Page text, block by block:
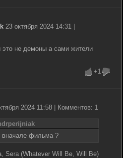
23 октября 2024 14:31 |
это не демоны а сами жители
+1
2024 11:58 | Комментов: 1
вначале фильма ?
Sera (Whatever Will Be, Will Be)